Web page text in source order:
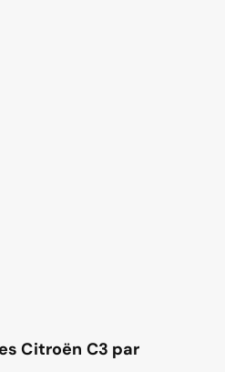
Citroën C3 par